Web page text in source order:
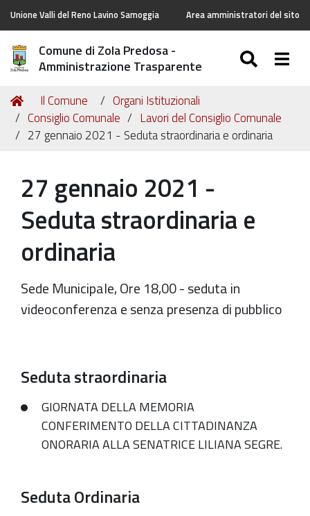
Unione Valli del Reno Lavino Samoggia Area amministratori del sito
Comune di Zola Predosa -
Amministrazione Trasparente
Tu
sei
qui:
Home
Il Comune
Organi Istituzionali
Consiglio Comunale
Lavori del Consiglio Comunale
27 gennaio 2021 - Seduta straordinaria e ordinaria
27 gennaio 2021 -
Seduta straordinaria e
ordinaria
Sede Municipale, Ore 18,00 - seduta in
videoconferenza e senza presenza di pubblico
Seduta straordinaria
GIORNATA DELLA MEMORIA
CONFERIMENTO DELLA CITTADINANZA
ONORARIA ALLA SENATRICE LILIANA SEGRE.
Seduta Ordinaria